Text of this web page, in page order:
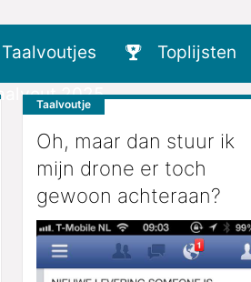
Taalvoutjes Toplijsten
2025
Taalvoutje
Oh, maar dan stuur ik
mijn drone er toch
gewoon achteraan?